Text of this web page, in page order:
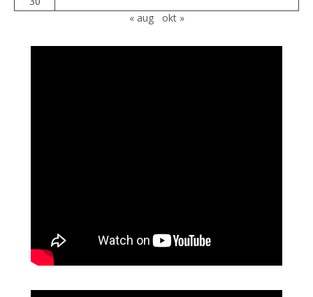
« aug
okt »